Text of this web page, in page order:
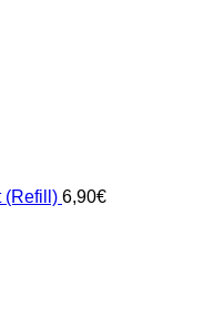
(Refill) 6,90€